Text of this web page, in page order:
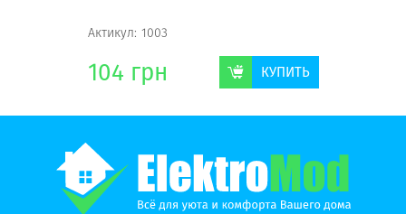
Актикул: 1003
104 грн КУПИТЬ